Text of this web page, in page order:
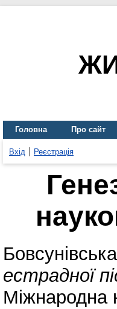
Головна Про сайт
Вхід Реєстрація
естрадної
Міжнародна